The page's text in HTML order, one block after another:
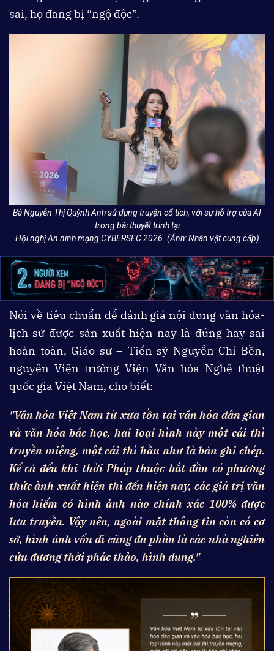
sai, họ đang bị “ngộ độc”.
Bà Nguyễn Thị Quỳnh Anh sử dụng truyện cổ tích, với sự hỗ trợ của AI
trong bài thuyết trình tại
Hội nghị An ninh mạng CYBERSEC 2026. (Ảnh: Nhân vật cung cấp)
Nói về tiêu chuẩn để đánh giá nội dung văn hóa-
lịch sử được sản xuất hiện nay là đúng hay sai
hoàn toàn, Giáo sư – Tiến sỹ Nguyễn Chí Bền,
nguyên Viện trưởng Viện Văn hóa Nghệ thuật
quốc gia Việt Nam, cho biết:
"Văn hóa Việt Nam từ xưa tồn tại văn hóa dân gian
và văn hóa bác học, hai loại hình này một cái thì
truyền miệng, một cái thì hầu như là bản ghi chép.
Kể cả đến khi thời Pháp thuộc bắt đầu có phương
thức ảnh xuất hiện thì đến hiện nay, các giá trị văn
hóa hiếm có hình ảnh nào chính xác 100% được
lưu truyền. Vậy nên, ngoài mặt thông tin còn có cơ
sở, hình ảnh vốn dĩ cũng đa phần là các nhà nghiên
cứu đương thời phác thảo, hình dung.".